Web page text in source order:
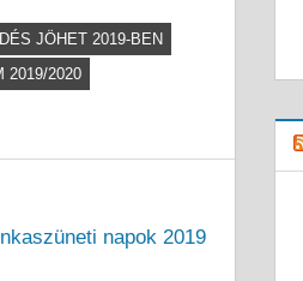
JÖHET 2019-BEN
2019/2020
napok 2019